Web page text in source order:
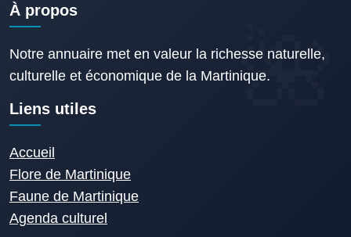
À propos
Notre annuaire met en valeur la richesse naturelle,
culturelle et économique de la Martinique.
Liens utiles
Accueil
Flore de Martinique
Faune de Martinique
Agenda culturel